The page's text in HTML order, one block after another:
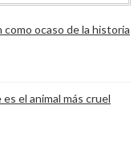
como ocaso de la historia
el animal más cruel